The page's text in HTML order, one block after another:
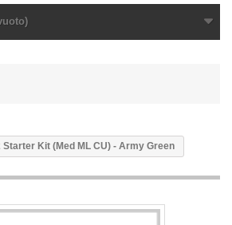
Kit (Med ML CU) - Army Green